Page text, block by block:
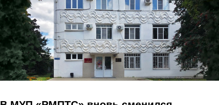
Перейти к основному содержанию